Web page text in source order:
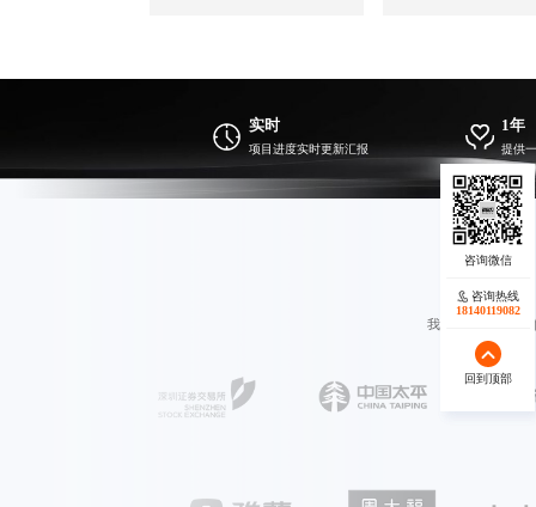
实时
项目进度实时更新汇报
1年
提供
我们重视每一次
咨询热线
17723342546
回到顶部
咨询热线
18140119082
回到顶部